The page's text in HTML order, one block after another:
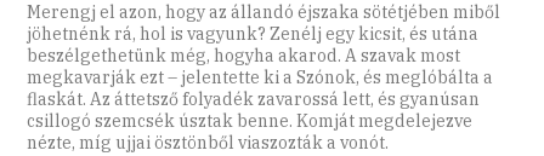
Merengj el azon, hogy az állandó éjszaka sötétjében miből
jöhetnénk rá, hol is vagyunk? Zenélj egy kicsit, és utána
beszélgethetünk még, hogyha akarod. A szavak most
megkavarják ezt – jelentette ki a Szónok, és meglóbálta a
flaskát. Az áttetsző folyadék zavarossá lett, és gyanúsan
csillogó szemcsék úsztak benne. Komját megdelejezve
nézte, míg ujjai ösztönből viaszozták a vonót.